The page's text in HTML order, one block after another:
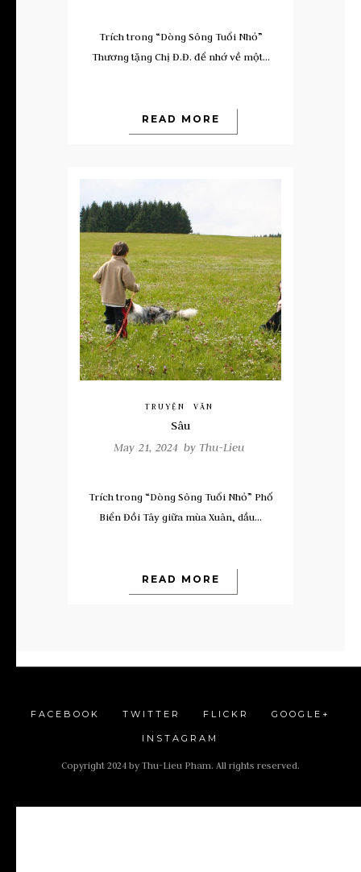
Trích trong “Dòng Sông Tuổi Nhỏ”
Thương tặng Chị Đ.Đ. để nhớ về một...
READ MORE
TRUYỆN VĂN
Sâu
May 21, 2024 by Thu-Lieu
Trích trong “Dòng Sông Tuổi Nhỏ” Phố
Biển Đồi Tây giữa mùa Xuân, dầu...
READ MORE
FACEBOOK TWITTER FLICKR GOOGLE+
INSTAGRAM
Copyright 2024 by Thu-Lieu Pham. All rights reserved.